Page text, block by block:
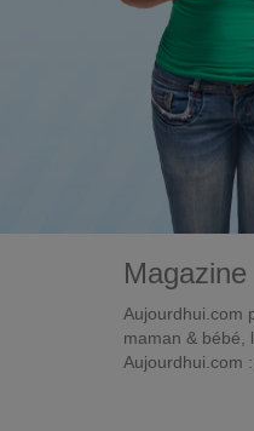
Magazine
Aujourdhui.com
maman & bébé,
Aujourdhui.com